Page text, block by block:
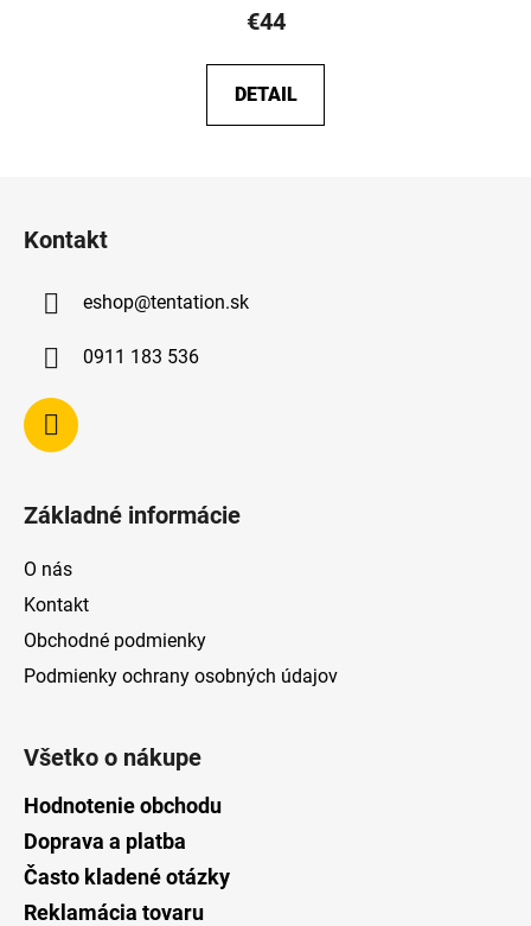
€44
DETAIL
Kontakt
eshop@tentation.sk
0911 183 536
Základné informácie
O nás
Kontakt
Obchodné podmienky
Podmienky ochrany osobných údajov
Všetko o nákupe
Hodnotenie obchodu
Doprava a platba
Často kladené otázky
Reklamácia tovaru